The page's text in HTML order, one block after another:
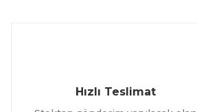
Hızlı Teslimat